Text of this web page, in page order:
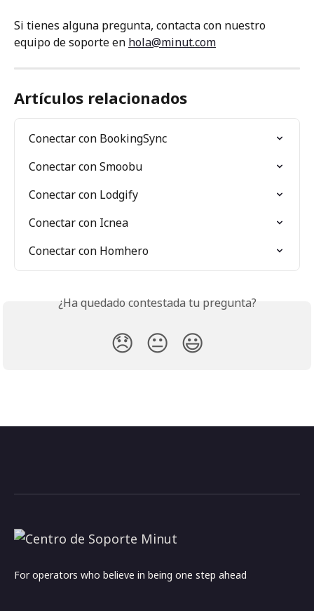
Si tienes alguna pregunta, contacta con nuestro
equipo de soporte en hola@minut.com
Artículos relacionados
Conectar con BookingSync
Conectar con Smoobu
Conectar con Lodgify
Conectar con Icnea
Conectar con Homhero
¿Ha quedado contestada tu pregunta?
😞 😐 😃
For operators who believe in being one step ahead